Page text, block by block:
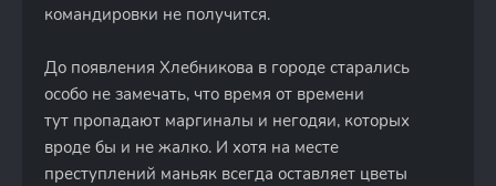
командировки не получится.
До появления Хлебникова в городе старались
особо не замечать, что время от времени
тут пропадают маргиналы и негодяи, которых
вроде бы и не жалко. И хотя на месте
преступлений маньяк всегда оставляет цветы